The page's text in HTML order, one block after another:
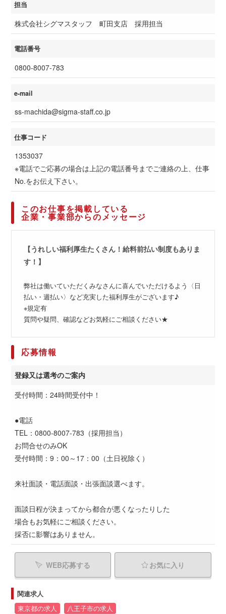
担当
株式会社シグマスタッフ 町田支店 採用担当
電話番号
0800-8007-783
e-mail
ss-machida@sigma-staff.co.jp
仕事コード
1353037
※電話でご応募の場合は上記の電話番号までご連絡の上、仕事
No.をお伝え下さい。
このお仕事を掲載している
企業・事業部からのメッセージ
【うれしい福利厚生たくさん！給料前払い制度もありま
す！】
弊社は働いていただくみなさんに喜んでいただけるよう〈日
払い・週払い〉など充実した福利厚生がございます♪
※規定有
質問や疑問、確認などお気軽にご相談ください★
応募情報
登録又は選考のご案内
受付時間：24時間受付中！
●電話
TEL：0800-8007-783（採用担当）
お問合せのみOK
受付時間：9：00～17：00（土日祝除く）
来社面談・電話面談・出張面談選べます。
面談日程が決まってから都合が悪くなったりした
場合もお気軽にご相談ください。
採否に影響はありません。
WEB応募する お気に入り
関連求人
東京都の求人
八王子市の求人